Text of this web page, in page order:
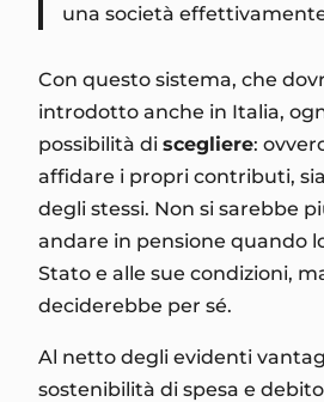
una società
Con questo sistema, che
introdotto anche in Italia,
possibilità di scegliere:
affidare i propri contributi,
degli stessi. Non si sarebbe
andare in pensione quando
Stato e alle sue condizioni,
deciderebbe per sé.
Al netto degli evidenti
sostenibilità di spesa e